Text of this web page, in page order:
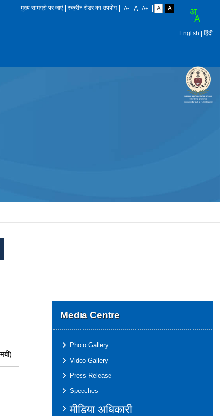
मुख्य सामग्री पर जाएं स्क्रीन रीडर का उपयोग
English | हिंदी
Media Centre
Photo Gallery
Video Gallery
Press Release
Speeches
मीडिया अधिकारी